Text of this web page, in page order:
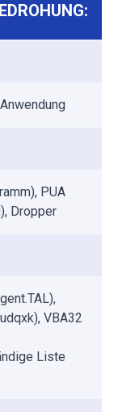
PUA
Dropper
VBA32
Liste